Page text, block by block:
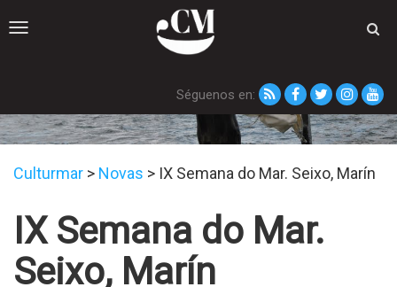
Toggle
Séguenos en:
Novas
Culturmar > Novas > IX Semana do Mar. Seixo, Marín
IX Semana do Mar.
Seixo, Marín